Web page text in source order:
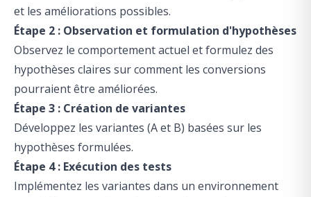
et les améliorations possibles.
Étape 2 : Observation et formulation d'hypothèses
Observez le comportement actuel et formulez des
hypothèses claires sur comment les conversions
pourraient être améliorées.
Étape 3 : Création de variantes
Développez les variantes (A et B) basées sur les
hypothèses formulées.
Étape 4 : Exécution des tests
Implémentez les variantes dans un environnement